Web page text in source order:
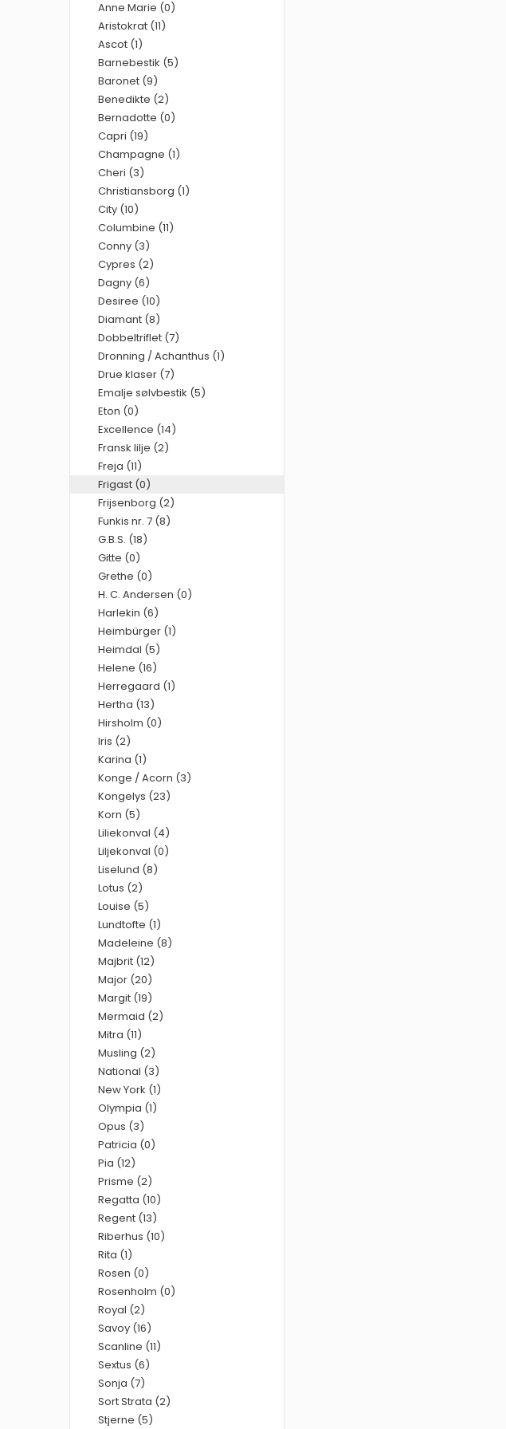
Anne Marie (0)
Aristokrat (11)
Ascot (1)
Barnebestik (5)
Baronet (9)
Benedikte (2)
Bernadotte (0)
Capri (19)
Champagne (1)
Cheri (3)
Christiansborg (1)
City (10)
Columbine (11)
Conny (3)
Cypres (2)
Dagny (6)
Desiree (10)
Diamant (8)
Dobbeltriflet (7)
Dronning / Achanthus (1)
Drue klaser (7)
Emalje sølvbestik (5)
Eton (0)
Excellence (14)
Fransk lilje (2)
Freja (11)
Frigast (0)
Frijsenborg (2)
Funkis nr. 7 (8)
G.B.S. (18)
Gitte (0)
Grethe (0)
H. C. Andersen (0)
Harlekin (6)
Heimbürger (1)
Heimdal (5)
Helene (16)
Herregaard (1)
Hertha (13)
Hirsholm (0)
Iris (2)
Karina (1)
Konge / Acorn (3)
Kongelys (23)
Korn (5)
Liliekonval (4)
Liljekonval (0)
Liselund (8)
Lotus (2)
Louise (5)
Lundtofte (1)
Madeleine (8)
Majbrit (12)
Major (20)
Margit (19)
Mermaid (2)
Mitra (11)
Musling (2)
National (3)
New York (1)
Olympia (1)
Opus (3)
Patricia (0)
Pia (12)
Prisme (2)
Regatta (10)
Regent (13)
Riberhus (10)
Rita (1)
Rosen (0)
Rosenholm (0)
Royal (2)
Savoy (16)
Scanline (11)
Sextus (6)
Sonja (7)
Sort Strata (2)
Stjerne (5)